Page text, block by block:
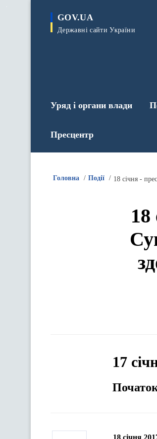
GOV.UA
Державні сайти України
Уряд і органи влади
Пресцентр
Головна Події
17
18 січня